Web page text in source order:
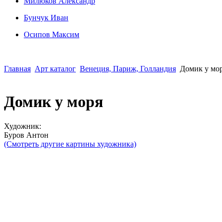
Бунчук Иван
Осипoв Максим
Главная Арт каталог Венеция, Париж, Голландия Домик у
Домик у моря
Художник:
Буров Антон
(Смотреть другие картины художника)